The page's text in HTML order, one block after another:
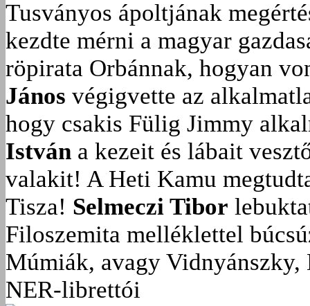
Tusványos ápoltjának
kezdte mérni a magyar
röpirata Orbánnak, hogyan
János végigvette az
hogy csakis Fülig Jimmy
István a kezeit és lábait
valakit! A Heti Kamu
Tisza! Selmeczi Tibor
Filoszemita melléklettel
Múmiák, avagy Vidnyánszky,
NER-librettói